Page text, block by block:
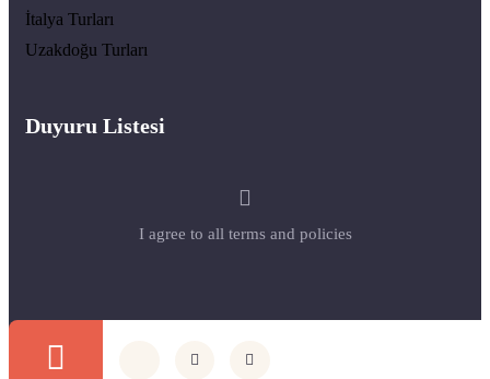
İtalya Turları
Uzakdoğu Turları
Duyuru Listesi
I agree to all terms and policies